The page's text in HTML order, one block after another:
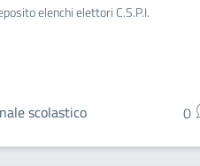
elenchi elettori C.S.P.I.
scolastico 0